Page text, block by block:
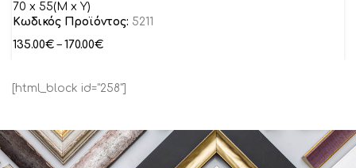
70 x 55(M x Y)
Κωδικός Προϊόντος: 5211
135.00€ – 170.00€
[html_block id="258"]